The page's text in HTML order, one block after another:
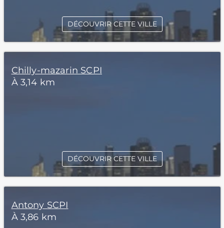
DÉCOUVRIR CETTE VILLE
Chilly-mazarin SCPI
À 3,14 km
DÉCOUVRIR CETTE VILLE
Antony SCPI
À 3,86 km